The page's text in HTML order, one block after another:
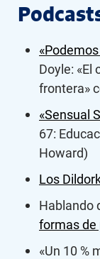
Doyle: «El
frontera»
«Sensual
67:
Howard)
Los
Hablando
formas de
«Un 10 %